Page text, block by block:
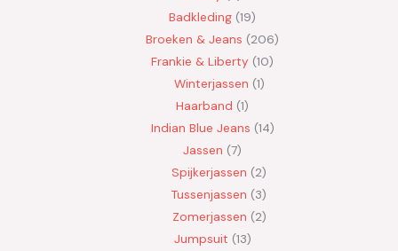
Badkleding 19
Broeken & Jeans
206
Frankie & Liberty 10
Winterjassen 1
Haarband 1
Indian Blue Jeans 14
Jassen 7
Spijkerjassen
2
Tussenjassen
3
Zomerjassen 2
Jumpsuit 13